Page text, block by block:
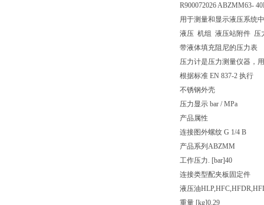
R900072026 ABZMM63-
用于测量和显示液压系统
液压 机组 液压站附件 压
带液体填充阻尼的压力表
压力计是压力测量仪器，
根据标准 EN 837-2 执行
不锈钢外壳
压力显示 bar / MPa
产品属性
连接图外螺纹 G 1/4 B
产品系列 ABZMM
工作压力. [bar]40
连接类型配夹板固定件
液压油
重量 [kg]0.29